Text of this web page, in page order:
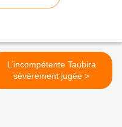
L’incompétente Taubira
sévèrement jugée >